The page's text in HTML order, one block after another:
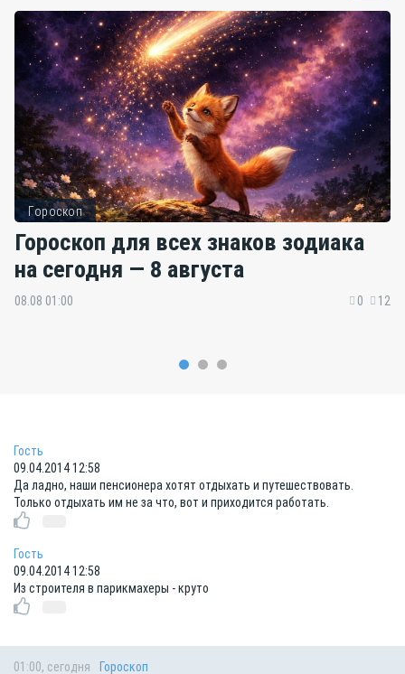
Гороскоп
Гороскоп для всех знаков зодиака
на сегодня — 8 августа
08.08 01:00 0 12
Гость
09.04.2014 12:58
Да ладно, наши пенсионера хотят отдыхать и путешествовать.
Только отдыхать им не за что, вот и приходится работать.
Гость
09.04.2014 12:58
Из строителя в парикмахеры - круто
01:00, сегодня Гороскоп